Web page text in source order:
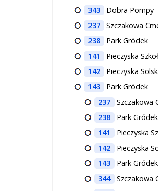
343
Dobra Pompy
237
Szczakowa
238
Park Gródek
141
Pieczyska
142
Pieczyska
143
Park Gródek
237
Szczakowa
238
Park Gródek
141
Pieczyska
142
Pieczyska
143
Park Gródek
344
Szczakowa